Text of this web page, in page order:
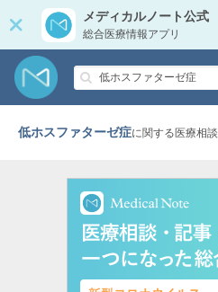
メディカルノート公式
総合医療情報アプリ
低ホスファターゼ症に関する医療相談